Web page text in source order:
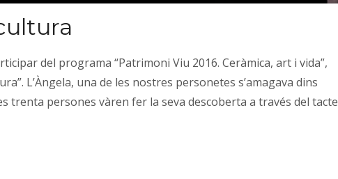
del programa “Patrimoni Viu 2016. Ceràmica, art i vida”,
L’Àngela, una de les nostres personetes s’amagava dins
trenta persones vàren fer la seva descoberta a través del tacte